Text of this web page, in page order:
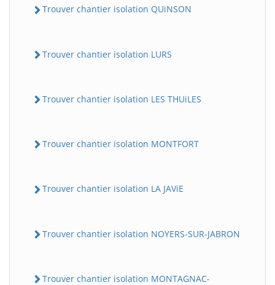
Trouver chantier isolation QUiNSON
Trouver chantier isolation LURS
Trouver chantier isolation LES THUiLES
Trouver chantier isolation MONTFORT
Trouver chantier isolation LA JAViE
Trouver chantier isolation NOYERS-SUR-JABRON
Trouver chantier isolation MONTAGNAC-